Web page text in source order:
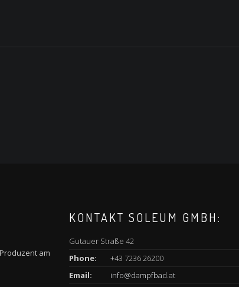
am
KONTAKT SOLEUM GMBH:
Gutauer Straße 42
Phone:
+43 7236 26200
Email:
info@dampfbad.at